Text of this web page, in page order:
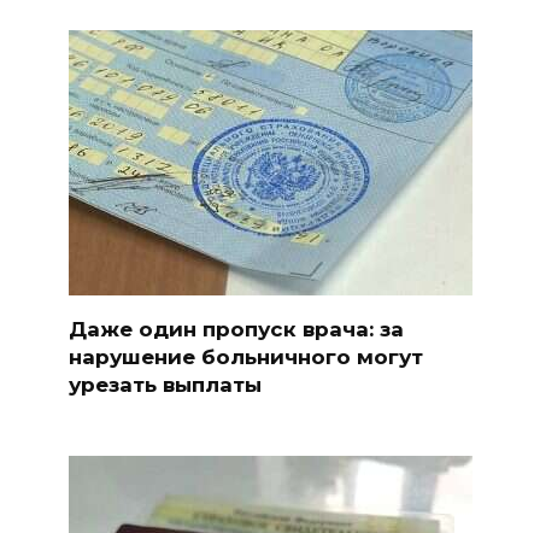
Даже один пропуск врача: за
нарушение больничного могут
урезать выплаты